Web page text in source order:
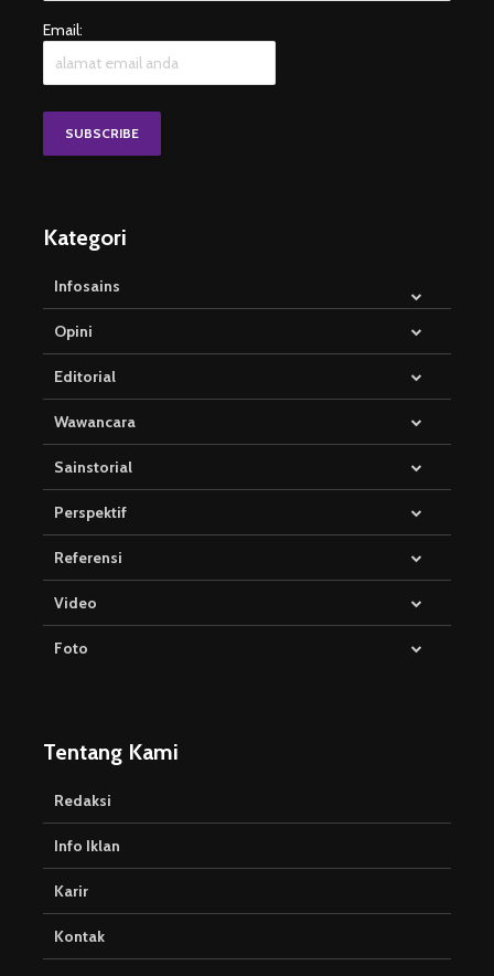
Email:
Kategori
Infosains
Opini
Editorial
Wawancara
Sainstorial
Perspektif
Referensi
Video
Foto
Tentang Kami
Redaksi
Info Iklan
Karir
Kontak